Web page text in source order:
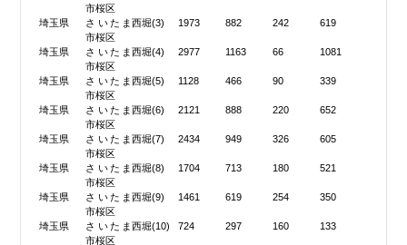
市桜区
埼玉県
さいたま
市桜区
西堀(3) 1973 882 242 619
埼玉県
さいたま
市桜区
西堀(4) 2977 1163 66 1081
埼玉県
さいたま
市桜区
西堀(5) 1128 466 90 339
埼玉県
さいたま
市桜区
西堀(6) 2121 888 220 652
埼玉県
さいたま
市桜区
西堀(7) 2434 949 326 605
埼玉県
さいたま
市桜区
西堀(8) 1704 713 180 521
埼玉県
さいたま
市桜区
西堀(9) 1461 619 254 350
埼玉県
さいたま
市桜区
西堀(10) 724 297 160 133